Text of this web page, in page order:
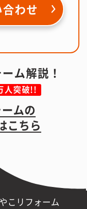
わせ
ム解説！
人突破!!
ムの
こちら
こリフォーム